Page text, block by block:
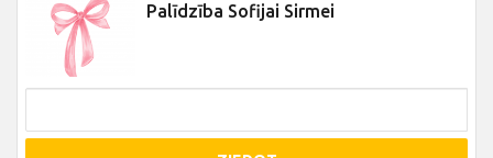
Palīdzība Sofijai Sirmei